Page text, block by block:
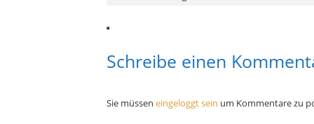
Schreibe einen
Sie müssen eingeloggt sein um Kommentare zu